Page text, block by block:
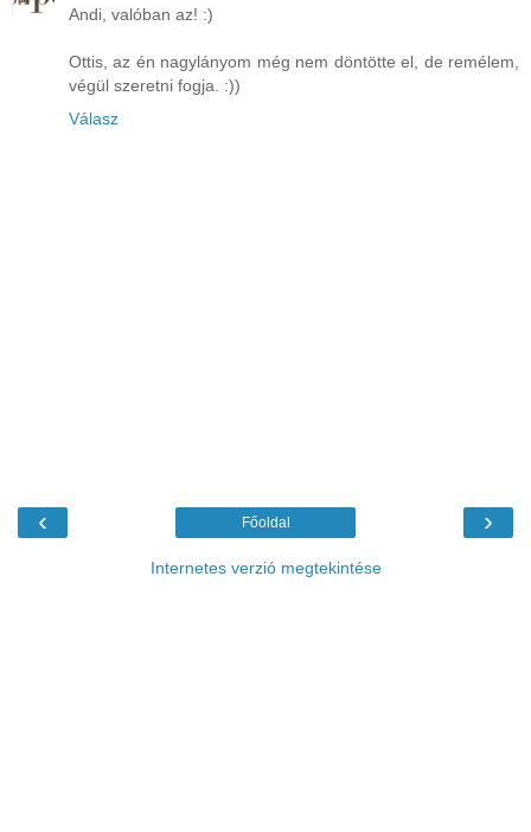
Andi, valóban az! :)
Ottis, az én nagylányom még nem döntötte el, de remélem,
végül szeretni fogja. :))
Válasz
‹ ›
Főoldal
Internetes verzió megtekintése